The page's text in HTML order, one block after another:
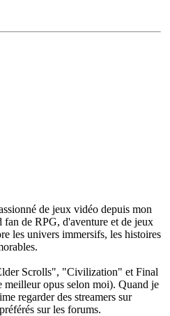
de jeux vidéo depuis mon
fan de RPG, d'aventure et de jeux
les univers immersifs, les histoires
Scrolls", "Civilization" et Final
opus selon moi). Quand je
regarder des streamers sur
sur les forums.